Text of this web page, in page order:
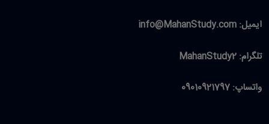
ایمیل: info@MahanStudy.com
تلگرام: MahanStudy2
واتساپ: 09010921797